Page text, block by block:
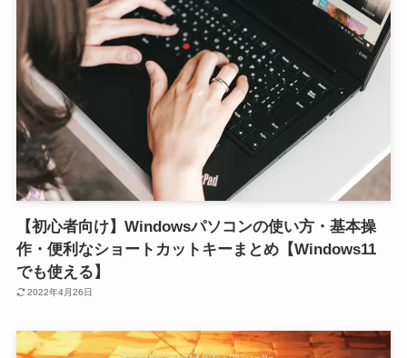
【初心者向け】Windowsパソコンの使い方・基本操
作・便利なショートカットキーまとめ【Windows11
でも使える】
2022年4月26日